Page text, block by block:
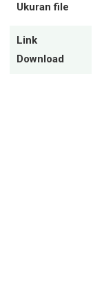
Ukuran file
Link
Download